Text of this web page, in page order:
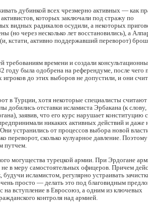
дубинкой всех чрезмерно активных — как
которых заключали под стражу по
видных радикалов осудили, а некоторых
(но через несколько лет восстановились), а
кстати, активно поддержавший переворот)
времени и создали
году была одобрена на референдуме, после чего
до этих выборов не допустили, и они
в Турции, хотя некоторые специалисты считают
добились отставки исламиста Эрбакана (к слову,
заявив, что его курс нарушает конституцию
никаких активных действий и даже
устранились от процессов выбора новой
переворот, сколько кулуарное давление. Поэтому
путчем.
могущества турецкой армии. При Эрдогане
в меру самостоятельных офицеров. Причем
исламистом, регулярно устраивать
просто — делать это под благовидным
на вступление в Евросоюз, а одним из ключевых
контроля над армией.